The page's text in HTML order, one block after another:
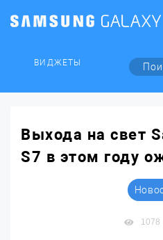
ВИДЖЕТЫ
Выхода на свет
S7 в этом году
1078